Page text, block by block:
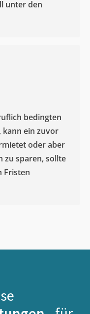
unter den
bedingten
kann ein zuvor
oder aber
zu sparen, sollte
Fristen